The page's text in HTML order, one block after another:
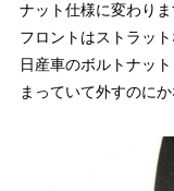
ナット仕様に変わりま
フロントはストラッ
日産車のボルトナッ
まっていて外すのにか